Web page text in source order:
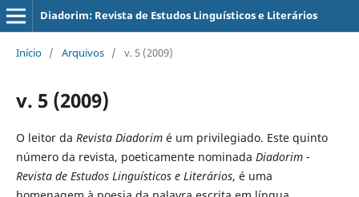
Diadorim: Revista de Estudos Linguísticos e Literários
Início / Arquivos / v. 5 (2009)
v. 5 (2009)
O leitor da Revista Diadorimé um privilegiado. Este quinto
número da revista, poeticamente nominada Diadorim -
Revista de Estudos Linguísticos e Literários, é uma